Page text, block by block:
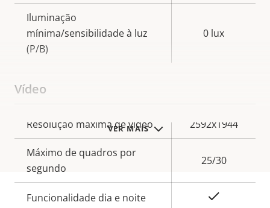
VER MAIS
Iluminação
mínima/sensibilidade à luz
(P/B)
0 lux
Vídeo
Descrição
da
propriedade
Valor da
propriedade
Resolução máxima de vídeo 2592x1944
Máximo de quadros por
segundo
25/30
Funcionalidade dia e noite